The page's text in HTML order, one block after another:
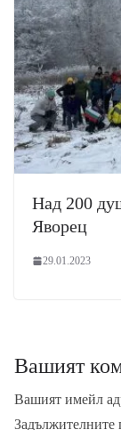
Над 200
Яворец
29.01.2023
Вашият
Вашият имейл
Задължителните